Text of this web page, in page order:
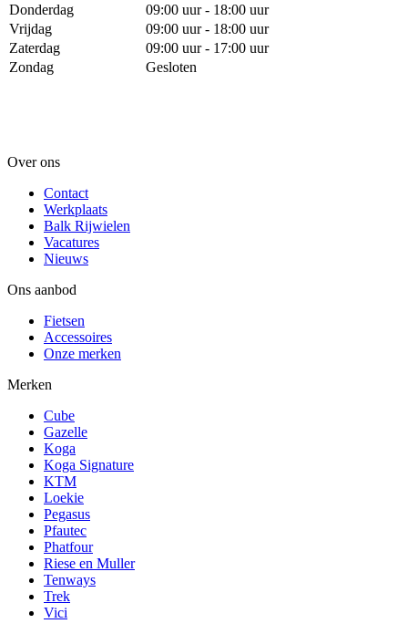
Donderdag
09:00 uur - 18:00 uur
Vrijdag
09:00 uur - 18:00 uur
Zaterdag
09:00 uur - 17:00 uur
Zondag
Gesloten
Over ons
Contact
Werkplaats
Balk Rijwielen
Vacatures
Nieuws
Ons aanbod
Fietsen
Accessoires
Onze merken
Merken
Cube
Gazelle
Koga
Koga Signature
KTM
Loekie
Pegasus
Pfautec
Phatfour
Riese en Muller
Tenways
Trek
Vici